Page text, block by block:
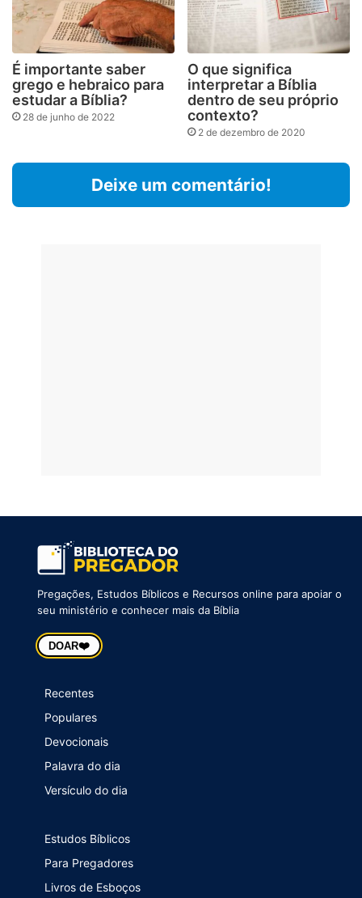
É importante saber
grego e hebraico para
estudar a Bíblia?
28 de junho de 2022
O que significa
interpretar a Bíblia
dentro de seu próprio
contexto?
2 de dezembro de 2020
Deixe um comentário!
Pregações, Estudos Bíblicos e Recursos online para apoiar o
seu ministério e conhecer mais da Bíblia
DOAR❤️
Recentes
Populares
Devocionais
Palavra do dia
Versículo do dia
Estudos Bíblicos
Para Pregadores
Livros de Esboços